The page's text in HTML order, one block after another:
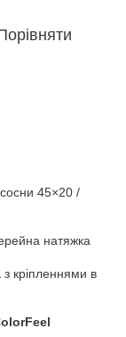
сосни 45×20 /
натяжка
з кріпленнями в